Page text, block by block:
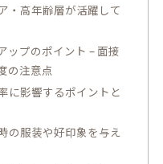
・高年齢層が活躍して
ップのポイント – 面接
の注意点
に影響するポイントと
の服装や好印象を与え